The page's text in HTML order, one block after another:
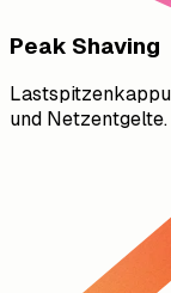
Peak Shaving
und Netzentgelte.